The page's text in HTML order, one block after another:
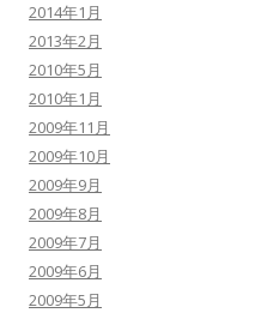
2014年1月
2013年2月
2010年5月
2010年1月
2009年11月
2009年10月
2009年9月
2009年8月
2009年7月
2009年6月
2009年5月